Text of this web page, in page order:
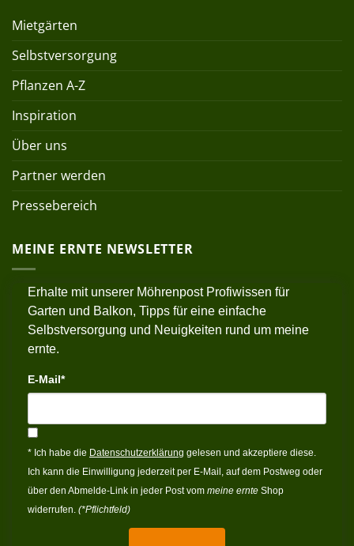
Mietgärten
Selbstversorgung
Pflanzen A-Z
Inspiration
Über uns
Partner werden
Pressebereich
MEINE ERNTE NEWSLETTER
Erhalte mit unserer Möhrenpost Profiwissen für
Garten und Balkon, Tipps für eine einfache
Selbstversorgung und Neuigkeiten rund um meine
ernte.
E-Mail*
* Ich habe die Datenschutzerklärung gelesen und akzeptiere diese.
Ich kann die Einwilligung jederzeit per E-Mail, auf dem Postweg oder
über den Abmelde-Link in jeder Post vom meine ernte Shop
widerrufen. (*Pflichtfeld)